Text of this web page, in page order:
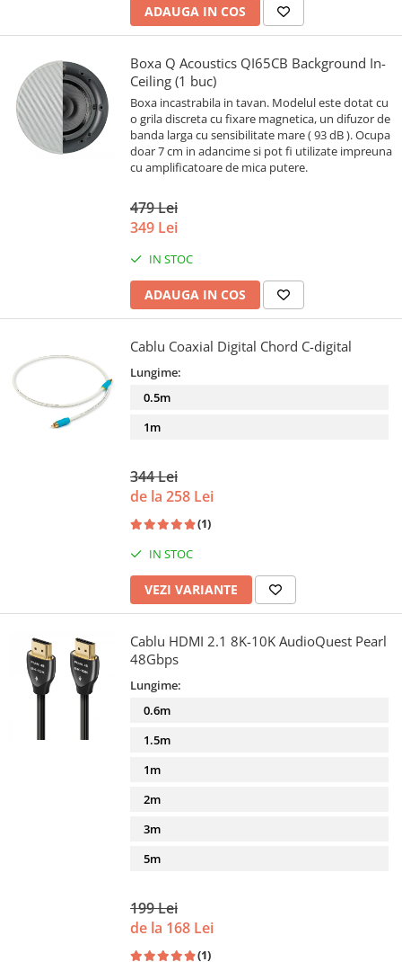
ADAUGA IN COS
Boxa Q Acoustics QI65CB Background In-
Ceiling (1 buc)
Boxa incastrabila in tavan. Modelul este dotat cu
o grila discreta cu fixare magnetica, un difuzor de
banda larga cu sensibilitate mare ( 93 dB ). Ocupa
doar 7 cm in adancime si pot fi utilizate impreuna
cu amplificatoare de mica putere.
479 Lei
349 Lei
IN STOC
ADAUGA IN COS
Cablu Coaxial Digital Chord C-digital
Lungime:
0.5m
1m
344 Lei
de la 258 Lei
(1)
IN STOC
VEZI VARIANTE
Cablu HDMI 2.1 8K-10K AudioQuest Pearl
48Gbps
Lungime:
0.6m
1.5m
1m
2m
3m
5m
199 Lei
de la 168 Lei
(1)